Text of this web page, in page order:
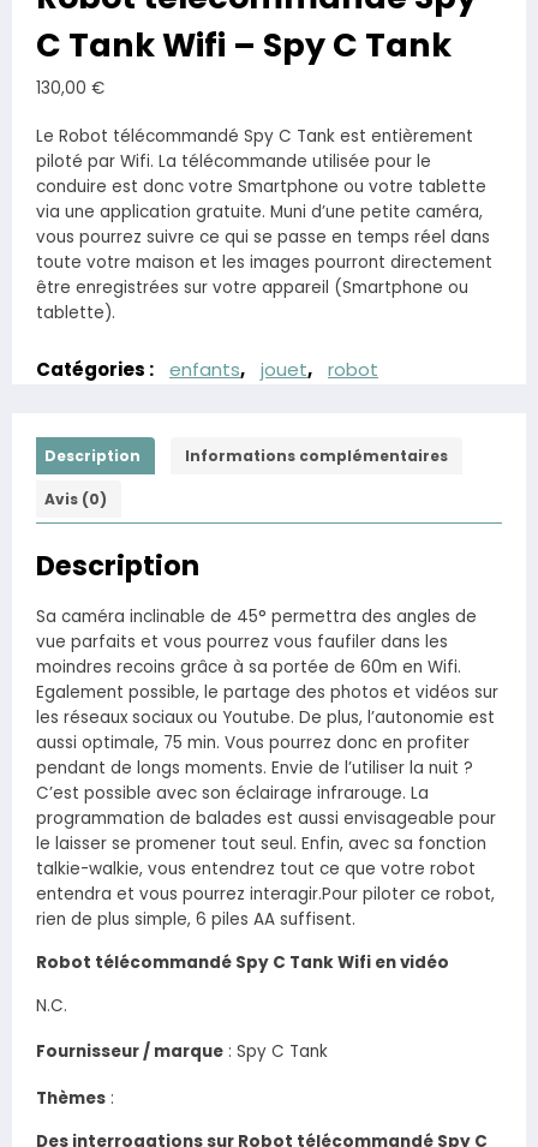
C Tank Wifi – Spy C Tank
130,00 €
Le Robot télécommandé Spy C Tank est entièrement
piloté par Wifi. La télécommande utilisée pour le
conduire est donc votre Smartphone ou votre tablette
via une application gratuite. Muni d’une petite caméra,
vous pourrez suivre ce qui se passe en temps réel dans
toute votre maison et les images pourront directement
être enregistrées sur votre appareil (Smartphone ou
tablette).
Catégories : enfants, jouet, robot
Description Informations complémentaires
Avis (0)
Description
Sa caméra inclinable de 45° permettra des angles de
vue parfaits et vous pourrez vous faufiler dans les
moindres recoins grâce à sa portée de 60m en Wifi.
Egalement possible, le partage des photos et vidéos sur
les réseaux sociaux ou Youtube. De plus, l’autonomie est
aussi optimale, 75 min. Vous pourrez donc en profiter
pendant de longs moments. Envie de l’utiliser la nuit ?
C’est possible avec son éclairage infrarouge. La
programmation de balades est aussi envisageable pour
le laisser se promener tout seul. Enfin, avec sa fonction
talkie-walkie, vous entendrez tout ce que votre robot
entendra et vous pourrez interagir.Pour piloter ce robot,
rien de plus simple, 6 piles AA suffisent.
Robot télécommandé Spy C Tank Wifi en vidéo
N.C.
Fournisseur / marque : Spy C Tank
Thèmes :
Des interrogations sur Robot télécommandé Spy C